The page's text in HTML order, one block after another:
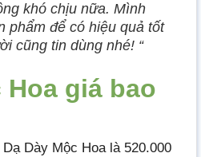
khó chịu nữa. Mình
phẩm để có hiệu quả tốt
cũng tin dùng nhé! “
Hoa giá bao
Dày Mộc Hoa là 520.000